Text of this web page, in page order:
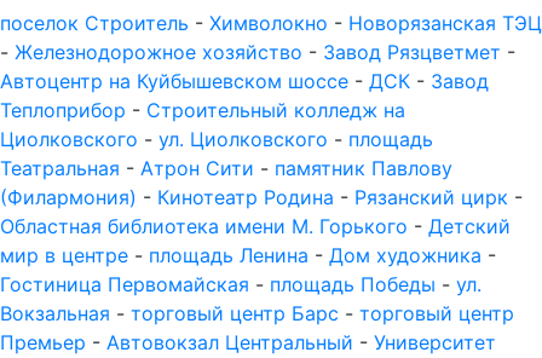
поселок Строитель - Химволокно - Новорязанская ТЭЦ
- Железнодорожное хозяйство - Завод Рязцветмет -
Автоцентр на Куйбышевском шоссе - ДСК - Завод
Теплоприбор - Строительный колледж на
Циолковского - ул. Циолковского - площадь
Театральная - Атрон Сити - памятник Павлову
(Филармония) - Кинотеатр Родина - Рязанский цирк -
Областная библиотека имени М. Горького - Детский
мир в центре - площадь Ленина - Дом художника -
Гостиница Первомайская - площадь Победы - ул.
Вокзальная - торговый центр Барс - торговый центр
Премьер - Автовокзал Центральный - Университет